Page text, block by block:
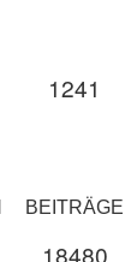
1241
BEITRÄGE
18480